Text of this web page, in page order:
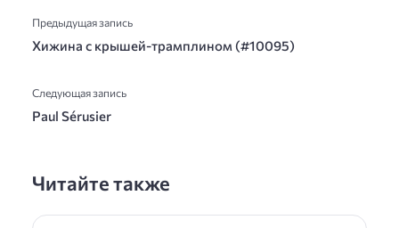
Предыдущая запись
Хижина с крышей-трамплином (#10095)
Следующая запись
Paul Sérusier
Читайте также